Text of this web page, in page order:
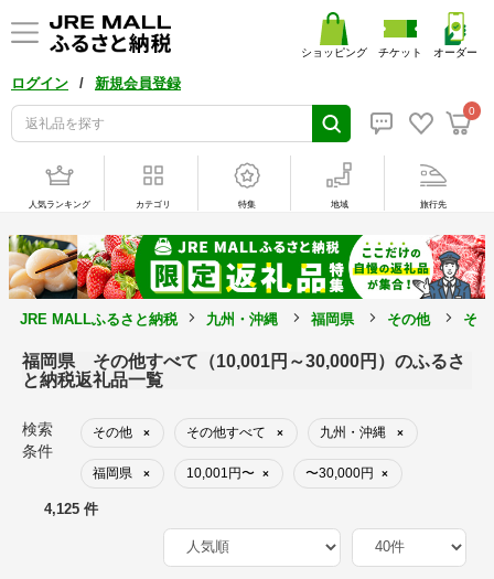
ログイン / 新規会員登録
0
ショッピング チケット オーダー
人気ランキング カテゴリ 特集 地域 旅行先
JRE MALLふるさと納税 九州・沖縄 福岡県 その他 そ
福岡県 その他すべて（10,001円～30,000円）のふるさ
と納税返礼品一覧
検索
条件
その他 × その他すべて × 九州・沖縄 ×
福岡県 × 10,001円〜 × 〜30,000円 ×
4,125 件